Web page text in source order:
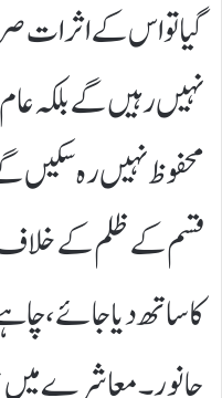
گیا تو اس کے
نہیں رہیں گے بلکہ
محفوظ نہیں رہ سکیں
قسم کے ظلم کے خلاف
کا ساتھ دیا جائے،
جانور۔ معاشرے میں